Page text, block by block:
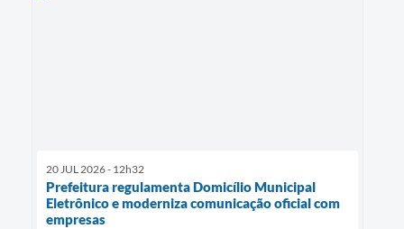
20 JUL 2026 - 12h32
Prefeitura regulamenta Domicílio Municipal
Eletrônico e moderniza comunicação oficial com
empresas